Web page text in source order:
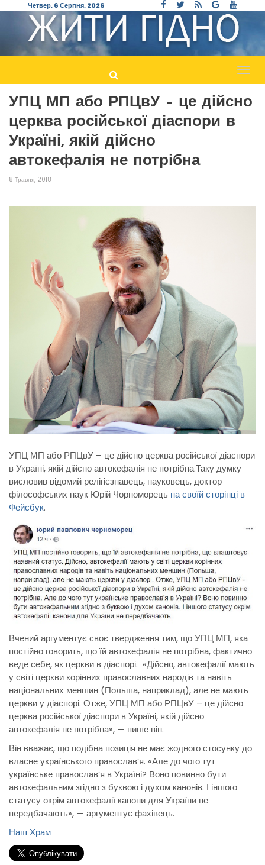
Четвер, 6 Серпня, 2026
УПЦ МП або РПЦвУ – це дійсно
церква російської діаспори в
Україні, якій дійсно
автокефалія не потрібна
8 Травня, 2018
УПЦ МП або РПЦвУ – це дійсно церква російської діаспори
в Україні, якій дійсно автокефалія не потрібна.Таку думку
висловив відомий релігієзнавець, науковець, доктор
філософських наук Юрій Чорноморець на своїй сторінці в
Фейсбук.
Вчений аргументує своє твердження тим, що УПЦ МП, яка
постійно говорить, що їй автокефалія не потрібна, фактично
веде себе, як церкви в діаспорі. «Дійсно, автокефалії мають
у світі церкви корінних православних народів та навіть
національних меншин (Польша, наприклад), але не мають
церкви у діаспорі. Отже, УПЦ МП або РПЦвУ – це дійсно
церква російської діаспори в Україні, якій дійсно
автокефалія не потрібна», — пише він.
Він вважає, що подібна позиція не має жодного стосунку до
власне українського православ’я. «Але до чого тут
українське православ’я в Україні? Воно повинно бути
автокефальним згідно з буквою і духом канонів. І іншого
статусу окрім автокефалії канони для України не
передбачають», — аргументує фахівець.
Наш Храм